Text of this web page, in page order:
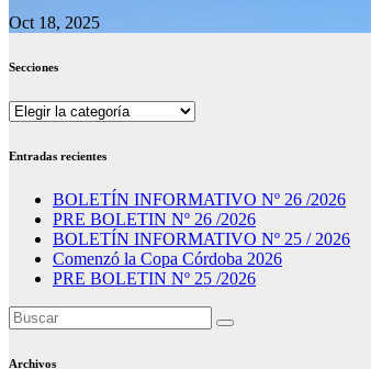
Oct 18, 2025
Secciones
Secciones
Entradas recientes
BOLETÍN INFORMATIVO Nº 26 /2026
PRE BOLETIN Nº 26 /2026
BOLETÍN INFORMATIVO Nº 25 / 2026
Comenzó la Copa Córdoba 2026
PRE BOLETIN Nº 25 /2026
Archivos